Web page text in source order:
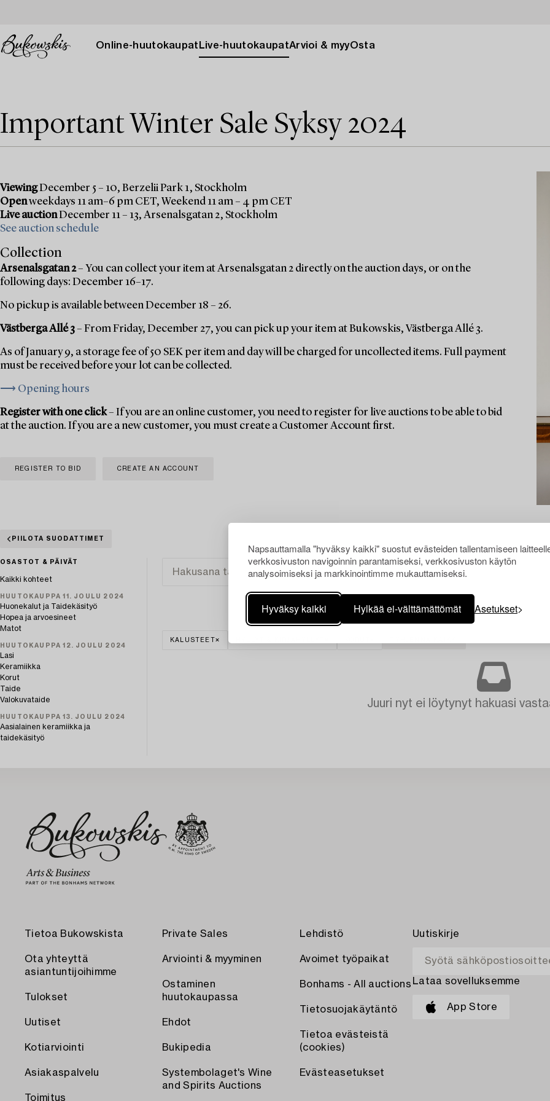
Napsauttamalla "hyväksy kaikki" suostut evästeiden tallentamiseen
verkkosivuston navigoinnin parantamiseksi, verkkosivuston käytön
analysoimiseksi ja markkinointimme mukauttamiseksi.
Hyväksy kaikki Hylkää ei-välttämättömät Asetukset
Online-huutokaupat Live-huutokaupatArvioi & myyOsta
Important Winter Sale Syksy 2024
ViewingDecember 5 – 10, Berzelii Park 1, Stockholm
Openweekdays 11 am–6 pm CET, Weekend 11 am – 4 pm CET
Live auctionDecember 11 – 13, Arsenalsgatan 2, Stockholm
See auction schedule
Collection
Arsenalsgatan 2– You can collect your item at Arsenalsgatan 2 directly on the auction days, or on the
following days: December 16–17.
No pickup is available between December 18 – 26.
Västberga Allé 3– From Friday, December 27, you can pick up your item at Bukowskis, Västberga Allé 3.
As of January 9, a storage fee of 50 SEK per item and day will be charged for uncollected items. Full payment
must be received before your lot can be collected.
⟶ Opening hours
Register with one click– If you are an online customer, you need to register for live auctions to be able to bid
at the auction. If you are a new customer, you must create a Customer Account first.
REGISTER TO BID CREATE AN ACCOUNT
PIILOTA SUODATTIMET
OSASTOT & PÄIVÄT
Kaikki kohteet
HUUTOKAUPPA 11. JOULU 2024
Huonekalut ja Taidekäsityö
Hopea ja arvoesineet
Matot
HUUTOKAUPPA 12. JOULU 2024
Lasi
Keramiikka
Korut
Taide
Valokuvataide
HUUTOKAUPPA 13. JOULU 2024
Aasialainen keramiikka ja
taidekäsityö
KALUSTEET
Juuri nyt ei löytynyt hakuasi
Tietoa Bukowskista
Ota yhteyttä
asiantuntijoihimme
Tulokset
Uutiset
Kotiarviointi
Asiakaspalvelu
Toimitus
Private Sales
Arviointi & myyminen
Ostaminen
huutokaupassa
Ehdot
Bukipedia
Systembolaget's Wine
and Spirits Auctions
Lehdistö
Avoimet työpaikat
Bonhams - All auctions
Tietosuojakäytäntö
Tietoa evästeistä
(cookies)
Evästeasetukset
Uutiskirje
Lataa sovelluksemme
App Store